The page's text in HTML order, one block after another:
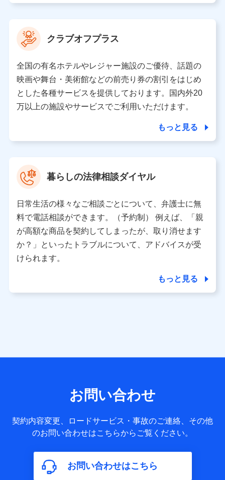
上記に係る案内・手続き・管理等付帯業務を行うため
【当該個人データの管理について責任を有する者の名称・住
所・代表者名】
当該個人データを取り扱う各共同利用者（詳細は次のとお
り）
東京都千代田区永田町2丁目11番1号 山王パークタワー
株式会社NTTドコモ 代表取締役社長 前田 義晃
東京都中央区日本橋人形町2-14-10 アーバンネット日本橋
ビル 3F
※ 当社および株式会社NTTドコモは、お客さまの情報を利
データ憲章」に定める行動原則を順守します 。
※ パーソナルデータダッシュボードの「第三者提供の管
理」の設定状態にかかわらず、共同利用する場合がありま
※ dポイントクラブ会員ではないお客さま（2019年12月11
日以降、一度もdポイントクラブ会員であったことがないお
個人データは、こちら の利用目的の範囲内に限って共同利
用します。
サービス提供等を通じて取得した、以下の情報などの個人デ
基本情報
氏名、電話番号、メールアドレス、お客さまの識別子、
属性、連絡先、dポイントサービスのご利用に関する情
構成、住所、dポイント残高、dポイント利用履歴などが
含まれます。
利用情報
クラブオフプラス
全国の有名ホテルやレジャー施設のご優待、話題の
映画や舞台・美術館などの前売り券の割引をはじめ
とした各種サービスを提供しております。国内外20
万以上の施設やサービスでご利用いただけます。
もっと見る
暮らしの法律相談ダイヤル
日常生活の様々なご相談ごとについて、弁護士に無
料で電話相談ができます。（予約制） 例えば、「親
が高額な商品を契約してしまったが、取り消せます
か？」といったトラブルについて、アドバイスが受
けられます。
もっと見る
お問い合わせ
契約内容変更、ロードサービス・事故のご連絡、その他
のお問い合わせはこちらからご覧ください。
お問い合わせはこちら